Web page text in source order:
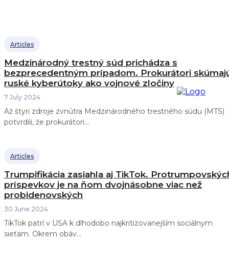
Articles
Medzinárodný trestný súd prichádza s
bezprecedentným prípadom. Prokurátori
ruské kyberútoky ako vojnové zločiny
7 July 2024
Až štyri zdroje zvnútra Medzinárodného trestného súdu (MTS)
potvrdili, že prokurátori...
Articles
Trumpifikácia zasiahla aj TikTok.
príspevkov je na ňom dvojnásobne viac než
probidenovských
30 June 2024
TikTok patrí v USA k dlhodobo najkritizovanejším sociálnym
sieťam. Okrem obáv...